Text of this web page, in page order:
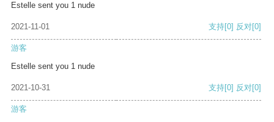
Estelle sent you 1 nude
2021-11-01 支持[0] 反对[0]
游客
Estelle sent you 1 nude
2021-10-31 支持[0] 反对[0]
游客